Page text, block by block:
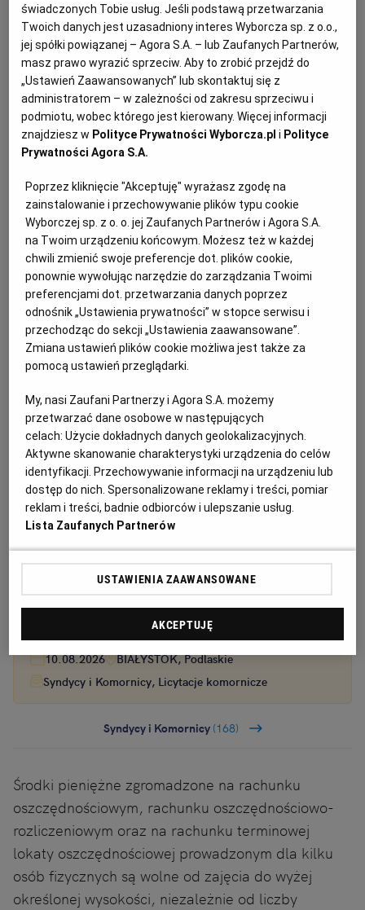
każdym miesiącu kalendarzowym, w którym
obowiązuje zajęcie, do wysokości 75% minimalnego
wynagrodzenia za pracę, przysługującego
pracownikowi zatrudnionemu w pełnym
miesięcznym wymiarze czasu pracy. W chwili
obecnej jest to kwota 3182 zł, a od 1 lipca będzie
to kwota 3225 zł miesięcznie.
Ogłoszenia z kategorii Syndycy i Komornicy
Syndyk zaprasza do udziału w pisemnym przetargu
nieograniczonym, z obowiązkiem wniesienia
wadium, na sprzedaż zorganizowanej części
przedsiębiorstwa oraz prawa własności
4 dni do końca
10.08.2026
BIAŁYSTOK, Podlaskie
Syndycy i Komornicy, Licytacje komornicze
Syndycy i Komornicy (168)
Środki pieniężne zgromadzone na rachunku
oszczędnościowym, rachunku oszczędnościowo-
rozliczeniowym oraz na rachunku terminowej
lokaty oszczędnościowej prowadzonym dla kilku
osób fizycznych są wolne od zajęcia do wyżej
określonej wysokości, niezależnie od liczby
świadczonych Tobie usług. Jeśli podstawą przetwarzania
Twoich danych jest uzasadniony interes Wyborcza sp. z o.o.,
jej spółki powiązanej – Agora S.A. – lub Zaufanych Partnerów,
masz prawo wyrazić sprzeciw. Aby to zrobić przejdź do
„Ustawień Zaawansowanych” lub skontaktuj się z
administratorem – w zależności od zakresu sprzeciwu i
podmiotu, wobec którego jest kierowany. Więcej informacji
znajdziesz w Polityce Prywatności Wyborcza.pl i Polityce
Prywatności Agora S.A.
Poprzez kliknięcie "Akceptuję" wyrażasz zgodę na
zainstalowanie i przechowywanie plików typu cookie
Wyborczej sp. z o. o. jej Zaufanych Partnerów i Agora S.A.
na Twoim urządzeniu końcowym. Możesz też w każdej
chwili zmienić swoje preferencje dot. plików cookie,
ponownie wywołując narzędzie do zarządzania Twoimi
preferencjami dot. przetwarzania danych poprzez
odnośnik „Ustawienia prywatności” w stopce serwisu i
przechodząc do sekcji „Ustawienia zaawansowane”.
Zmiana ustawień plików cookie możliwa jest także za
pomocą ustawień przeglądarki.
My, nasi Zaufani Partnerzy i Agora S.A. możemy
przetwarzać dane osobowe w następujących
celach:Użycie dokładnych danych geolokalizacyjnych.
Aktywne skanowanie charakterystyki urządzenia do celów
identyfikacji. Przechowywanie informacji na urządzeniu lub
dostęp do nich. Spersonalizowane reklamy i treści, pomiar
reklam i treści, badnie odbiorców i ulepszanie usług.
Lista Zaufanych Partnerów
USTAWIENIA ZAAWANSOWANE
AKCEPTUJĘ